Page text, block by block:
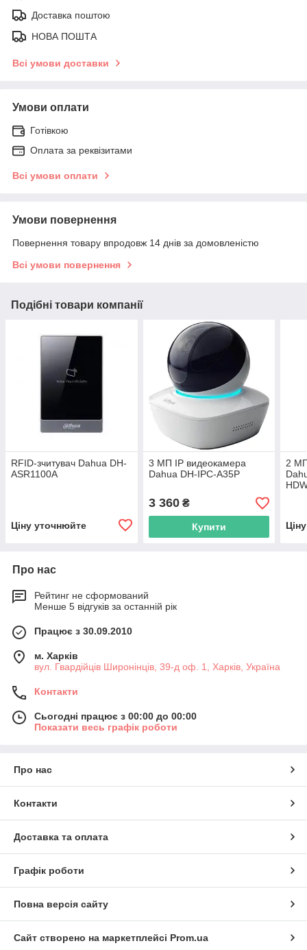
Доставка поштою
НОВА ПОШТА
Всі умови доставки
Умови оплати
Готівкою
Оплата за реквізитами
Всі умови оплати
Умови повернення
Повернення товару впродовж 14 днів за домовленістю
Всі умови повернення
Подібні товари компанії
RFID-зчитувач Dahua DH-
ASR1100A
Ціну уточнюйте
3 МП IP видеокамера
Dahua DH-IPC-A35P
3 360₴
Купити
2
Про нас
Рейтинг не сформований
Менше 5 відгуків за останній рік
Працює з 30.09.2010
м. Харків
вул. Гвардійців Широнінців, 39-д оф. 1, Харків, Україна
Контакти
Сьогодні працює з 00:00 до 00:00
Показати весь графік роботи
Про нас
Контакти
Доставка та оплата
Графік роботи
Повна версія сайту
Сайт створено на маркетплейсі Prom.ua